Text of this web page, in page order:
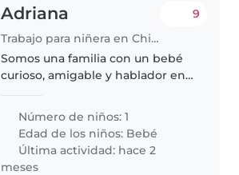
Adriana
Trabajo para niñera en Chiclayo
9
Somos una familia con un bebé
curioso, amigable y hablador en
confianza que pueda cuidar de
nuestro pequeño en nuestra
propia casa. Buscamos a alguien
con experiencia..
Número de niños: 1
Edad de los niños: Bebé
Última actividad: hace 2
meses